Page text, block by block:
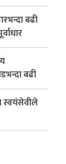
बढी
बढी
स्वयंसेवीले